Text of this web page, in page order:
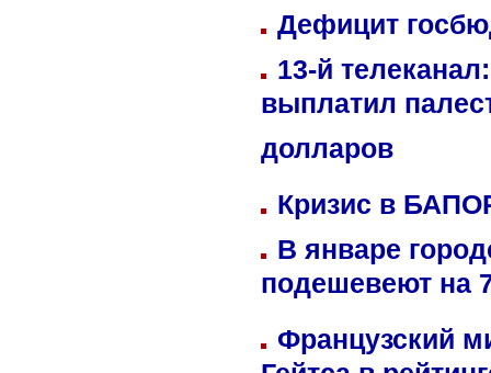
Дефицит
13-й
выплатил
долларов
Кризис в
В январе
подешевеют на
Французский